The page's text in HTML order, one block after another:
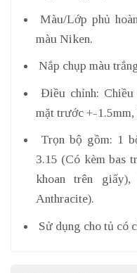
Màu/Lớp phủ
màu Niken.
Nắp chụp màu
Điều chỉnh: Chiều
mặt trước +-1.5mm,
Trọn bộ gồm: 1
3.15 (Có kèm bas
khoan trên
Anthracite).
Sử dụng cho tủ có